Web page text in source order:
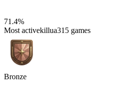
71.4%
Most activekillua31 5 games
Bronze